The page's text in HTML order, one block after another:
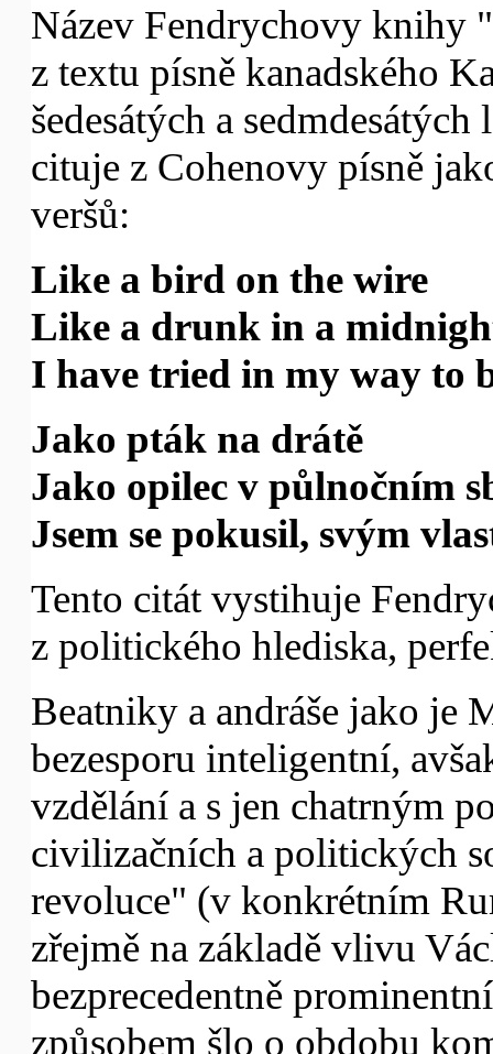
Název Fendrychovy knihy
z textu písně kanadského
šedesátých a
cituje z Cohenovy písně
veršů:
Like a bird on the wire
Like a drunk in a
I have tried in my way to
Jako pták na drátě
Jako opilec v půlnočním
Jsem se pokusil, svým
Tento citát vystihuje
z politického hlediska,
Beatniky a andráše jako je
bezesporu inteligentní,
vzdělání a s jen chatrným
civilizačních a politických
revoluce" (v konkrétním
zřejmě na základě vlivu
bezprecedentně
způsobem šlo o obdobu